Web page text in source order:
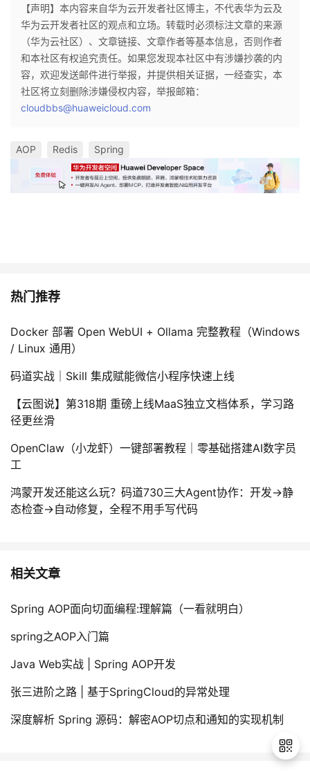
【声明】本内容来自华为云开发者社区博主，不代表华为云及
华为云开发者社区的观点和立场。转载时必须标注文章的来源
（华为云社区）、文章链接、文章作者等基本信息，否则作者
和本社区有权追究责任。如果您发现本社区中有涉嫌抄袭的内
容，欢迎发送邮件进行举报，并提供相关证据，一经查实，本
社区将立刻删除涉嫌侵权内容，举报邮箱：
cloudbbs@huaweicloud.com
AOP Redis Spring
热门推荐
Docker 部署 Open WebUI + Ollama 完整教程（Windows
/ Linux 通用）
码道实战｜Skill 集成赋能微信小程序快速上线
【云图说】第318期 重磅上线MaaS独立文档体系，学习路
径更丝滑
OpenClaw（小龙虾）一键部署教程｜零基础搭建AI数字员
工
鸿蒙开发还能这么玩？码道730三大Agent协作：开发→静
态检查→自动修复，全程不用手写代码
相关文章
Spring AOP面向切面编程:理解篇（一看就明白）
spring之AOP入门篇
Java Web实战 | Spring AOP开发
张三进阶之路 | 基于SpringCloud的异常处理
深度解析 Spring 源码：解密AOP切点和通知的实现机制